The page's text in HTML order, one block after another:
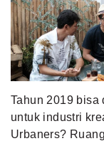
MLDPOINTS
SEARCH
Tahun 2019 bisa
untuk industri
Urbaners?